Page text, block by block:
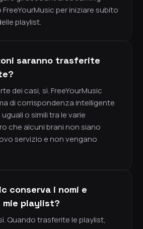
per iniziare subito
playlist.
saranno trasferite
dei casi, sì. FreeYourMusic
di corrispondenza intelligente
o simili tra le varie
che alcuni brani non siano
servizio e non vengano
conserva i nomi e
playlist?
Quando trasferite le playlist,